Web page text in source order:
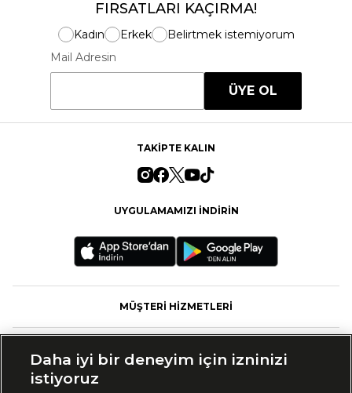
FIRSATLARI KAÇIRMA!
Kadın Erkek
Belirtmek istemiyorum
Mail Adresin
ÜYE OL
TAKİPTE KALIN
UYGULAMAMIZI İNDİRİN
MÜŞTERİ HİZMETLERİ
Daha iyi bir deneyim için izninizi
istiyoruz